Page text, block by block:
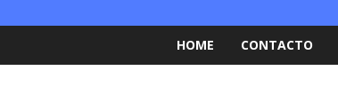
HOME CONTACTO